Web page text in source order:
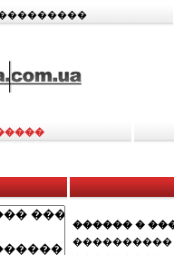
������ �
����������